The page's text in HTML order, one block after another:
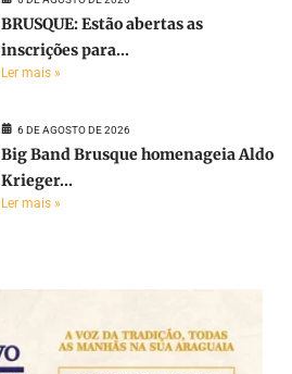
BRUSQUE: Estão abertas as
inscrições para...
Ler mais »
6 DE AGOSTO DE 2026
Big Band Brusque homenageia Aldo
Krieger...
Ler mais »